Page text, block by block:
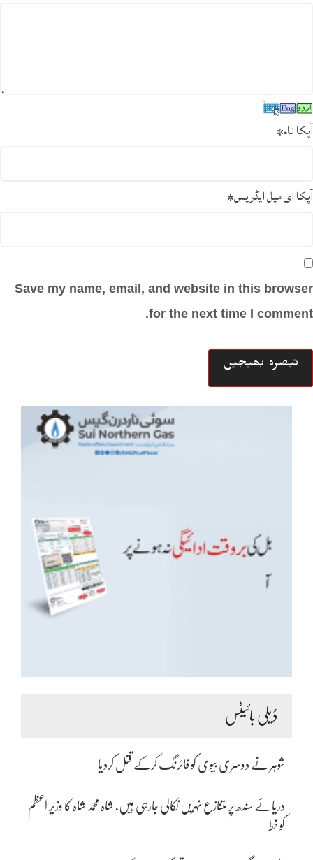
آپکا نام*
آپکا ای میل ایڈریس*
Save my name, email, and website in this browser
for the next time I comment.
ڈیلی بائیٹس
شوہر نے دوسری بیوی کو فائرنگ کرکے قتل کردیا
دریائے سندھ پر متنازع نہریں نکالی جارہی ہیں، شاہ محمد شاہ کا وزیر اعظم
کو خط